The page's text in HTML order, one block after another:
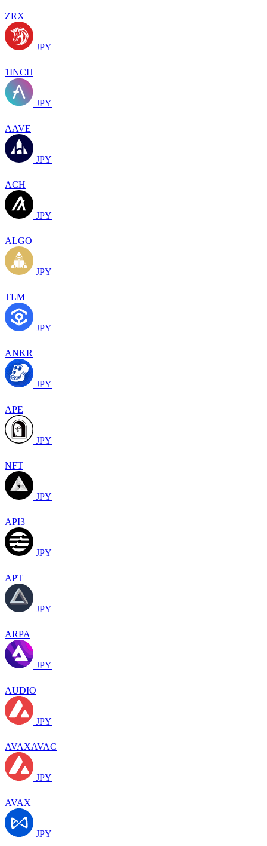
ZRX
JPY
1INCH
JPY
AAVE
JPY
ACH
JPY
ALGO
JPY
TLM
JPY
ANKR
JPY
APE
JPY
NFT
JPY
API3
JPY
APT
JPY
ARPA
JPY
AUDIO
JPY
AVAXAVAC
JPY
AVAX
JPY